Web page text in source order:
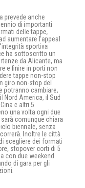
prevede anche
di importanti
delle tappe,
aumentare l'appeal
sportiva
ha sottoscritto un
da Alicante, ma
e finire in porti non
tappe non-stop
giro non-stop del
potranno cambiare,
Nord America, il Sud
e altri 5
una volta ogni due
comunque chiara
biennale, senza
Inoltre le città
scegliere dei formati
stopover corti di 5
con due weekend.
di gara per gli